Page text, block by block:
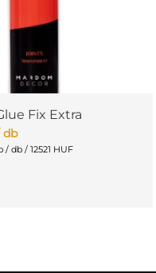
Fix Extra
db
/ db / 12521 HUF